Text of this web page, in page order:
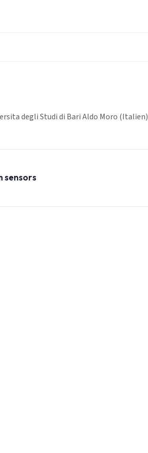
degli Studi di Bari Aldo Moro (Italien)
sensors